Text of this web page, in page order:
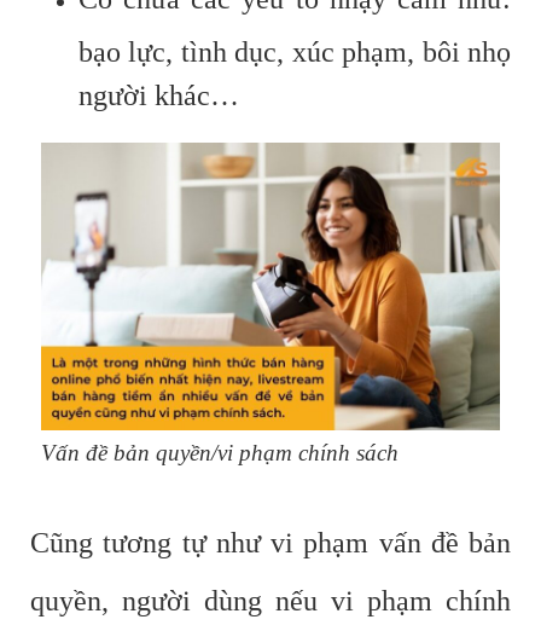
bạo lực, tình dục, xúc phạm, bôi nhọ
người khác…
Vấn đề bản quyền/vi phạm chính sách
Cũng tương tự như vi phạm vấn đề bản
quyền, người dùng nếu vi phạm chính